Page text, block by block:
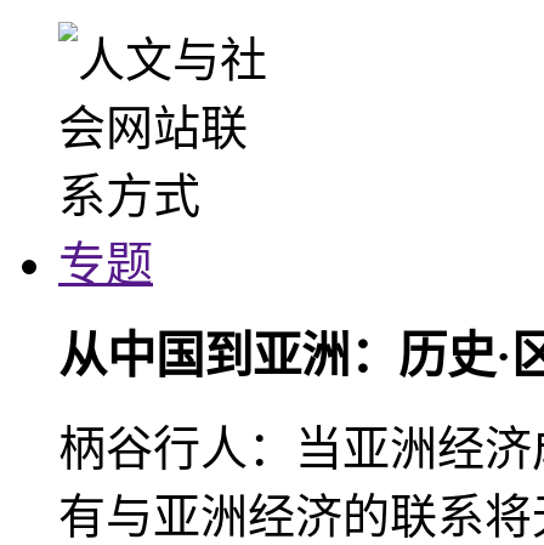
专题
从中国到亚洲：历史·
柄谷行人：当亚洲经
有与亚洲经济的联系